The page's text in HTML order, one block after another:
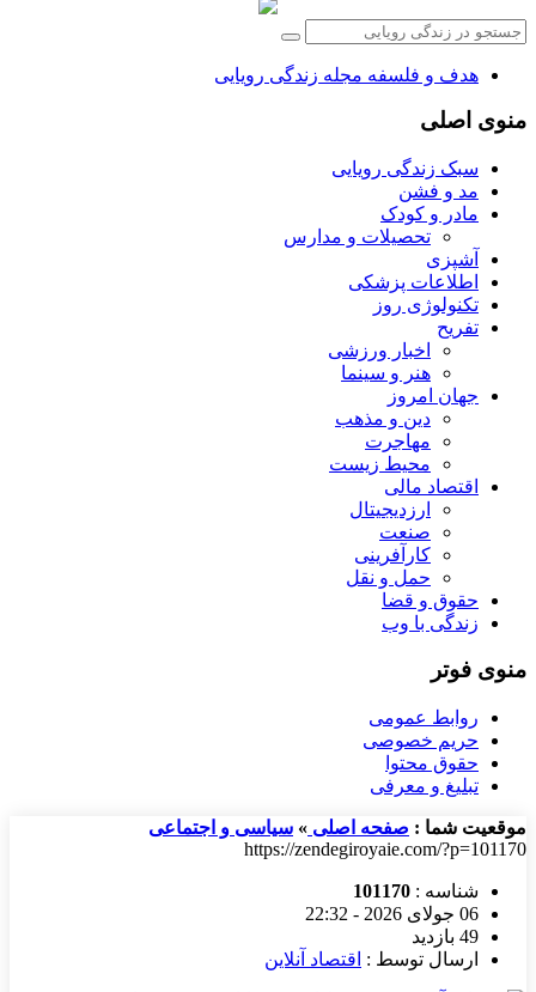
هدف و فلسفه مجله زندگی رویایی
منوی اصلی
سبک زندگی رویایی
مد و فشن
مادر و کودک
تحصیلات و مدارس
آشپزی
اطلاعات پزشکی
تکنولوژی روز
تفریح
اخبار ورزشی
هنر و سینما
جهان امروز
دین و مذهب
مهاجرت
محیط زیست
اقتصاد مالی
ارزدیجیتال
صنعت
کارآفرینی
حمل و نقل
حقوق و قضا
زندگی با وب
منوی فوتر
روابط عمومی
حریم خصوصی
حقوق محتوا
تبلیغ و معرفی
موقعیت شما : صفحه اصلی » سیاسی و اجتماعی
https://zendegiroyaie.com/?p=101170
شناسه : 101170
06 جولای 2026 - 22:32
49 بازدید
ارسال توسط : اقتصاد آنلاین